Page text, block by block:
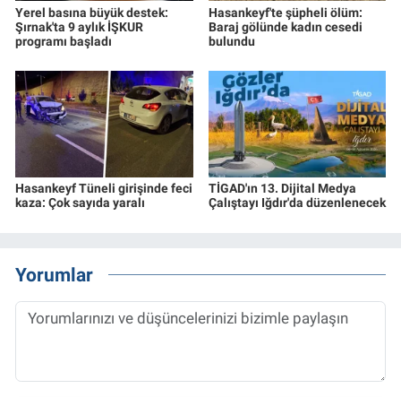
Yerel basına büyük destek:
Şırnak'ta 9 aylık İŞKUR
programı başladı
Hasankeyf'te şüpheli ölüm:
Baraj gölünde kadın cesedi
bulundu
Hasankeyf Tüneli girişinde feci
kaza: Çok sayıda yaralı
TİGAD'ın 13. Dijital Medya
Çalıştayı Iğdır'da düzenlenecek
Yorumlar